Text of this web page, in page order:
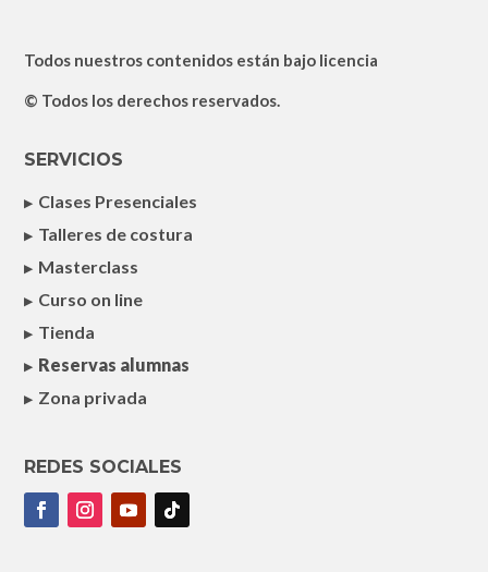
Todos nuestros contenidos están bajo licencia
© Todos los derechos reservados.
SERVICIOS
Clases Presenciales
Talleres de costura
Masterclass
Curso on line
Tienda
Reservas alumnas
Zona privada
REDES SOCIALES